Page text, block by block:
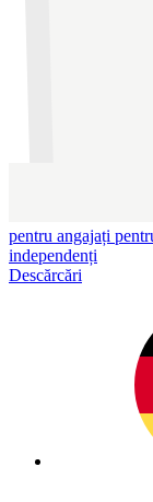
pentru angajați
independenți
Descărcări